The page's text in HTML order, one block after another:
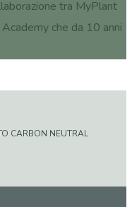
tra MyPlant
che da 10 anni
CARBON NEUTRAL